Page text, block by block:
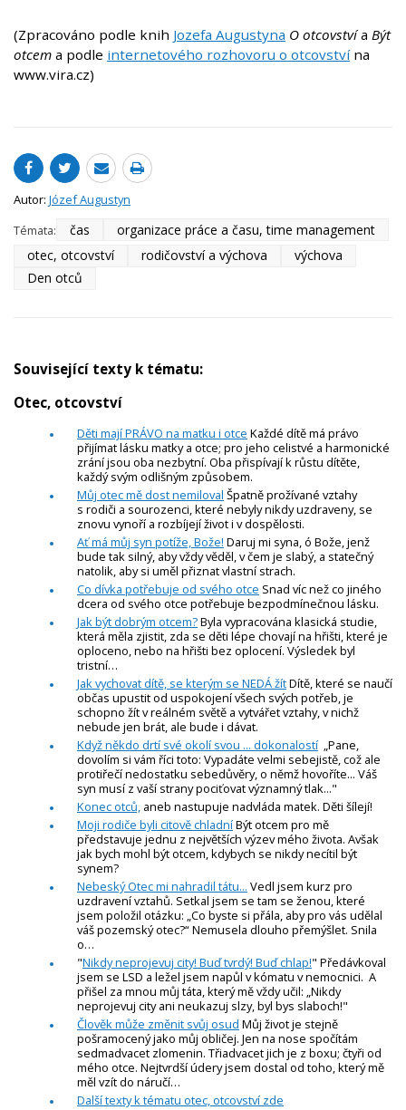
(Zpracováno podle knih Jozefa Augustyna O otcovstvía Být
otcem a podle internetového rozhovoru o otcovstvína
www.vira.cz)
Autor: Józef Augustyn
Témata:
čas
organizace práce a času, time management
otec, otcovství
rodičovství a výchova
výchova
Den otců
Související texty k tématu:
Otec, otcovství
Děti mají PRÁVO na matku i otce Každé dítě má právo
přijímat lásku matky a otce; pro jeho celistvé a harmonické
zrání jsou oba nezbytní. Oba přispívají k růstu dítěte,
každý svým odlišným způsobem.
Můj otec mě dost nemiloval Špatně prožívané vztahy
s rodiči a sourozenci, které nebyly nikdy uzdraveny, se
znovu vynoří a rozbíjejí život i v dospělosti.
Ať má můj syn potíže, Bože! Daruj mi syna, ó Bože, jenž
bude tak silný, aby vždy věděl, v čem je slabý, a statečný
natolik, aby si uměl přiznat vlastní strach.
Co dívka potřebuje od svého otce Snad víc než co jiného
dcera od svého otce potřebuje bezpodmínečnou lásku.
Jak být dobrým otcem?Byla vypracována klasická studie,
která měla zjistit, zda se děti lépe chovají na hřišti, které je
oploceno, nebo na hřišti bez oplocení. Výsledek byl
tristní…
Jak vychovat dítě, se kterým se NEDÁ žítDítě, které se naučí
občas upustit od uspokojení všech svých potřeb, je
schopno žít v reálném světě a vytvářet vztahy, v nichž
nebude jen brát, ale bude i dávat.
Když někdo drtí své okolí svou ... dokonalostí „Pane,
dovolím si vám říci toto: Vypadáte velmi sebejistě, což ale
protiřečí nedostatku sebedůvěry, o němž hovoříte... Váš
syn musí z vaší strany pociťovat významný tlak..."
Konec otců, aneb nastupuje nadvláda matek. Děti šílejí!
Moji rodiče byli citově chladníBýt otcem pro mě
představuje jednu z největších výzev mého života. Avšak
jak bych mohl být otcem, kdybych se nikdy necítil být
synem?
Nebeský Otec mi nahradil tátu... Vedl jsem kurz pro
uzdravení vztahů. Setkal jsem se tam se ženou, které
jsem položil otázku: „Co byste si přála, aby pro vás udělal
váš pozemský otec?“ Nemusela dlouho přemýšlet. Snila
o…
"Nikdy neprojevuj city! Buď tvrdý! Buď chlap!" Předávkoval
jsem se LSD a ležel jsem napůl v kómatu v nemocnici. A
přišel za mnou můj táta, který mě vždy učil: „Nikdy
neprojevuj city ani neukazuj slzy, byl bys slaboch!"
Člověk může změnit svůj osud Můj život je stejně
pošramocený jako můj obličej. Jen na nose spočítám
sedmadvacet zlomenin. Třiadvacet jich je z boxu; čtyři od
mého otce. Nejtvrdší údery jsem dostal od toho, který mě
měl vzít do náručí…
Další texty k tématu otec, otcovství zde